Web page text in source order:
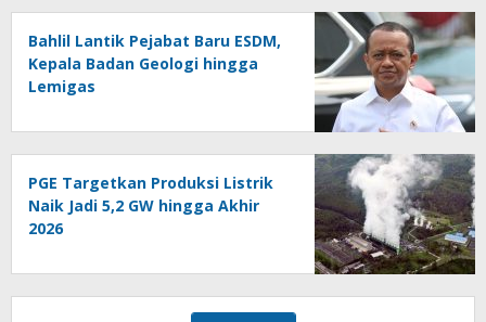
Bahlil Lantik Pejabat Baru ESDM,
Kepala Badan Geologi hingga
Lemigas
PGE Targetkan Produksi Listrik
Naik Jadi 5,2 GW hingga Akhir
2026